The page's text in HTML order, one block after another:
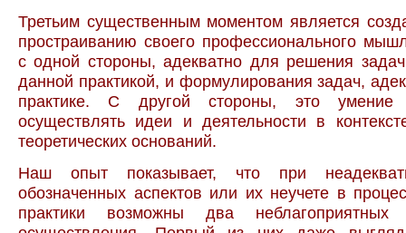
Третьим существенным моментом является
простраиванию своего профессионального
с одной стороны, адекватно для решения
данной практикой, и формулирования задач,
практике. С другой стороны, это умение
осуществлять идеи и деятельности в
теоретических оснований.
Наш опыт показывает, что при
обозначенных аспектов или их неучете в
практики возможны два